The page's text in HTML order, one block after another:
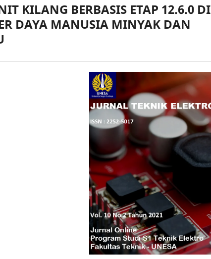
KILANG BERBASIS ETAP 12.6.0 DI
DAYA MANUSIA MINYAK DAN